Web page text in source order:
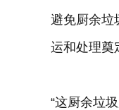
避免厨余垃
运和处理奠
“这厨余垃